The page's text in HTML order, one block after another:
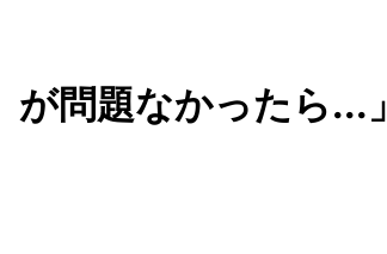
問題なかったら...」